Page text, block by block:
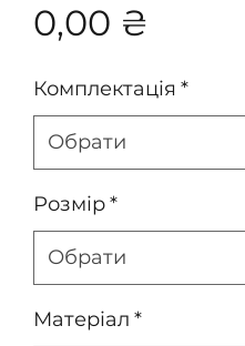
0,00 ₴
Комплектація *
Розмір*
Матеріал *